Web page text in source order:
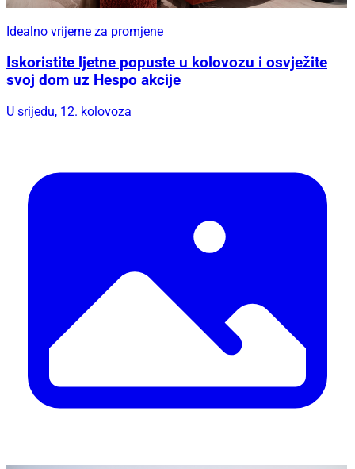
Idealno vrijeme za promjene
Iskoristite ljetne popuste u kolovozu i osvježite
svoj dom uz Hespo akcije
U srijedu, 12. kolovoza